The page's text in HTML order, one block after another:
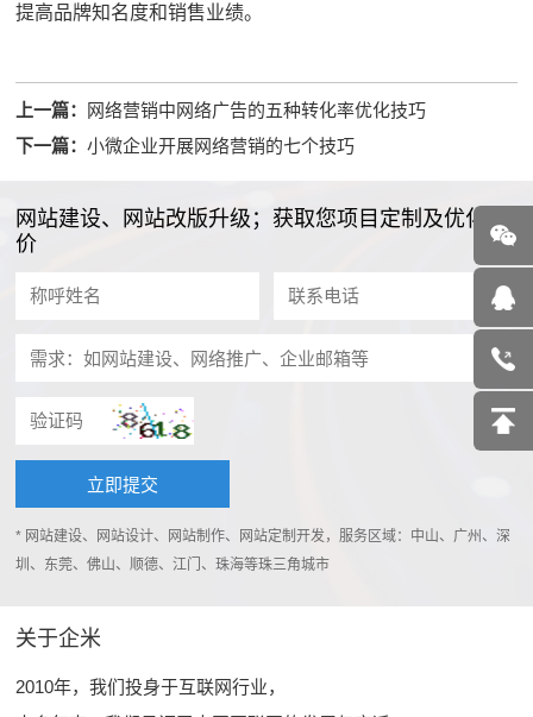
提高品牌知名度和销售业绩。
上一篇： 网络营销中网络广告的五种转化率优化技巧
下一篇：小微企业开展网络营销的七个技巧
网站建设、网站改版升级；获取您项目定制及优化报
价
* 网站建设、网站设计、网站制作、网站定制开发，服务区域：中山、广州、深
圳、东莞、佛山、顺德、江门、珠海等珠三角城市
关于企米
2010年，我们投身于互联网行业，